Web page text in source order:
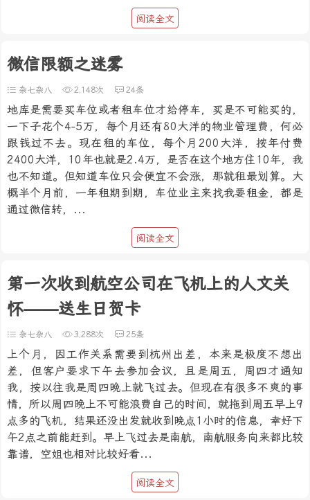
阅读全文
微信限额之迷雾
杂七杂八 2,148次 24条
地库是需要买车位或者租车位才给停车，买是不可能买的，
一下子花个4-5万，每个月还有80大洋的物业管理费，何必
跟钱过不去。现在租的车位，每个月200大洋，按年付费
2400大洋，10年也就是2.4万，是否在这个地方住10年，我
也不知道。但知道车位只会便宜不会涨，那就租最划算。大
概半个月前，一年租期到期，车位业主来找我要租金，都是
通过微信转，...
阅读全文
第一次收到航空公司在飞机上的人文关
怀——送生日贺卡
杂七杂八 3,288次 25条
上个月，因工作关系需要到杭州出差，本来是极度不想出
差，但客户要求下午去参加会议，且是周五，周四才通知
我，按以往我是周四晚上就飞过去。但现在有很多不爽的事
情，所以周四晚上不可能浪费自己的时间，就拖到周五早上9
点多的飞机，结果还没出发就收到晚点1小时的信息，幸好下
午2点之前能赶到。早上飞过去是南航，南航服务向来都比较
靠谱，空姐也相对比较好看...
阅读全文